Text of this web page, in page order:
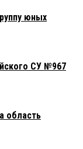
юных
СУ №967
область